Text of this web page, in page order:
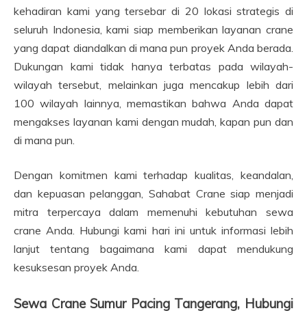
kehadiran kami yang tersebar di 20 lokasi strategis di
seluruh Indonesia, kami siap memberikan layanan crane
yang dapat diandalkan di mana pun proyek Anda berada.
Dukungan kami tidak hanya terbatas pada wilayah-
wilayah tersebut, melainkan juga mencakup lebih dari
100 wilayah lainnya, memastikan bahwa Anda dapat
mengakses layanan kami dengan mudah, kapan pun dan
di mana pun.
Dengan komitmen kami terhadap kualitas, keandalan,
dan kepuasan pelanggan, Sahabat Crane siap menjadi
mitra terpercaya dalam memenuhi kebutuhan sewa
crane Anda. Hubungi kami hari ini untuk informasi lebih
lanjut tentang bagaimana kami dapat mendukung
kesuksesan proyek Anda.
Sewa Crane Sumur Pacing Tangerang, Hubungi